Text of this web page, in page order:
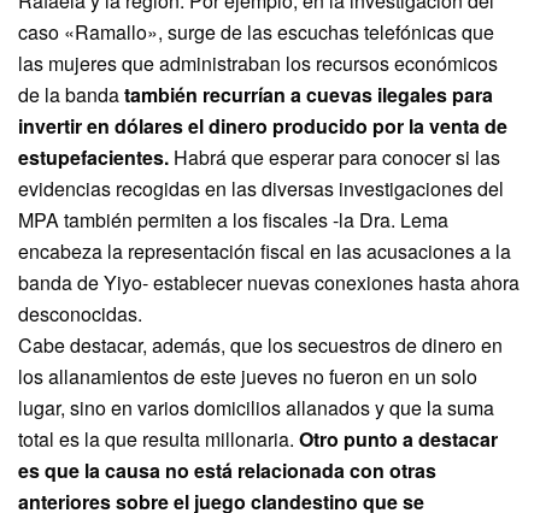
caso «Ramallo», surge de las escuchas telefónicas que
las mujeres que administraban los recursos económicos
de la bandatambién recurrían a cuevas ilegales para
invertir en dólares el dinero producido por la venta de
estupefacientes. Habrá que esperar para conocer si las
evidencias recogidas en las diversas investigaciones del
MPA también permiten a los fiscales -la Dra. Lema
encabeza la representación fiscal en las acusaciones a la
banda de Yiyo- establecer nuevas conexiones hasta ahora
desconocidas.
Cabe destacar, además, que los secuestros de dinero en
los allanamientos de este jueves no fueron en un solo
lugar, sino en varios domicilios allanados y que la suma
total es la que resulta millonaria. Otro punto a destacar
es que la causa no está relacionada con otras
anteriores sobre el juego clandestino que se